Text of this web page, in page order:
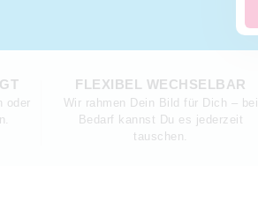
oder
FLEXIBEL WECHSELBAR
Wir rahmen Dein Bild für Dich – bei
Bedarf kannst Du es jederzeit
tauschen.